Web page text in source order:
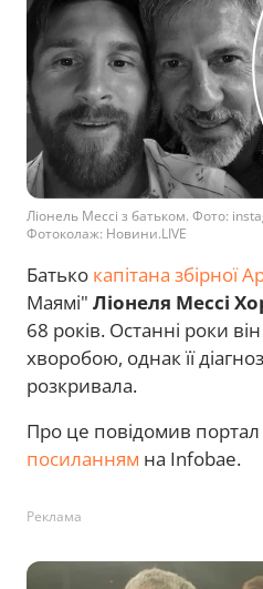
Ліонель Мессі з батьком. Фото:
Фотоколаж: Новини.LIVE
Батько капітана збірної
Маямі" Ліонеля Мессі
68 років. Останні роки
хворобою, однак її
розкривала.
Про це повідомив портал
посиланням на Infobae.
Реклама